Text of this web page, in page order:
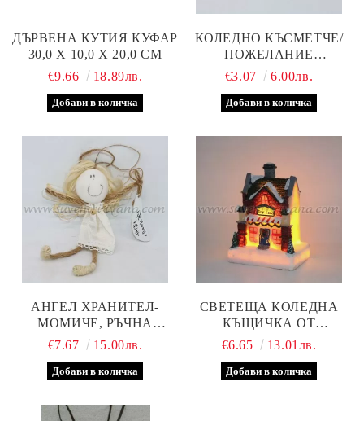
ДЪРВЕНА КУТИЯ КУФАР
30,0 Х 10,0 Х 20,0 СМ
€9.66
18.89лв.
КОЛЕДНО КЪСМЕТЧЕ/
ПОЖЕЛАНИЕ
КАМБАНКА ОТ ФИЛЦ
€3.07 6.00лв.
АНГЕЛ ХРАНИТЕЛ-
МОМИЧЕ, РЪЧНА
ИЗРАБОТКА
€7.67 15.00лв.
СВЕТЕЩА КОЛЕДНА
КЪЩИЧКА ОТ
ПОЛИРЕЗИН, МОДЕЛ
€6.65 13.01лв.